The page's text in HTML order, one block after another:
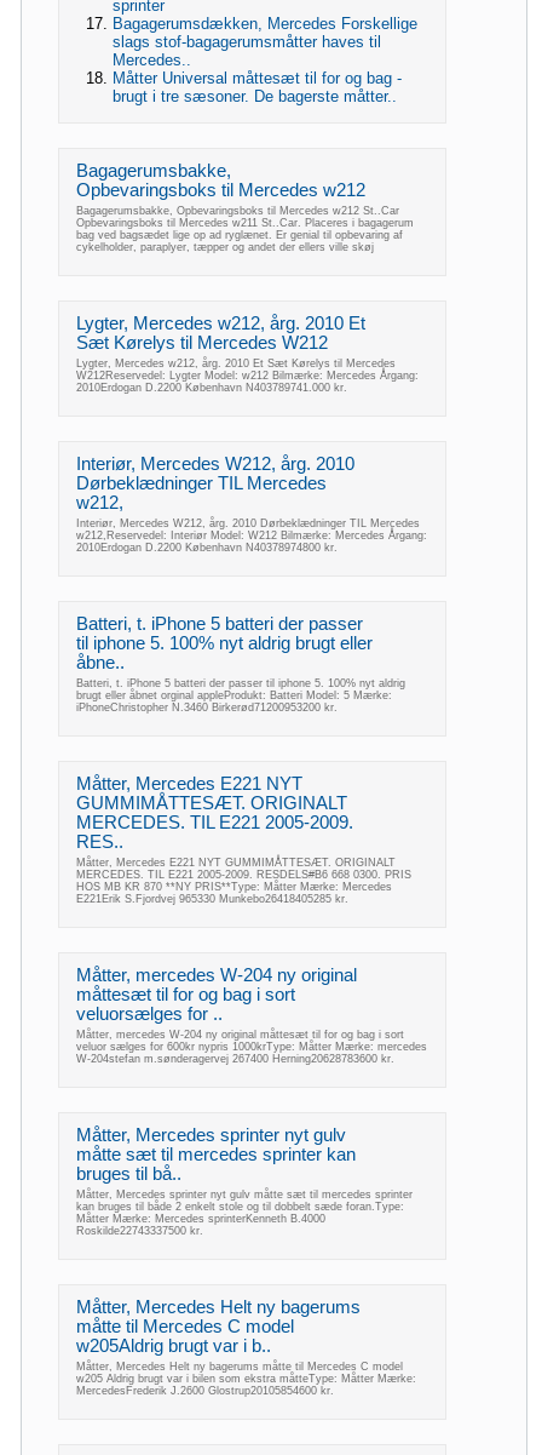
sprinter
Bagagerumsdækken, Mercedes Forskellige
slags stof-bagagerumsmåtter haves til
Mercedes..
Måtter Universal måttesæt til for og bag -
brugt i tre sæsoner. De bagerste måtter..
Bagagerumsbakke,
Opbevaringsboks til Mercedes w212
Bagagerumsbakke, Opbevaringsboks til Mercedes w212 St..Car
Opbevaringsboks til Mercedes w211 St..Car. Placeres i bagagerum
bag ved bagsædet lige op ad ryglænet. Er genial til opbevaring af
cykelholder, paraplyer, tæpper og andet der ellers ville skøj
Lygter, Mercedes w212, årg. 2010 Et
Sæt Kørelys til Mercedes W212
Lygter, Mercedes w212, årg. 2010 Et Sæt Kørelys til Mercedes
W212Reservedel: Lygter Model: w212 Bilmærke: Mercedes Årgang:
2010Erdogan D.2200 København N403789741.000 kr.
Interiør, Mercedes W212, årg. 2010
Dørbeklædninger TIL Mercedes
w212,
Interiør, Mercedes W212, årg. 2010 Dørbeklædninger TIL Mercedes
w212,Reservedel: Interiør Model: W212 Bilmærke: Mercedes Årgang:
2010Erdogan D.2200 København N40378974800 kr.
Batteri, t. iPhone 5 batteri der passer
til iphone 5. 100% nyt aldrig brugt eller
åbne..
Batteri, t. iPhone 5 batteri der passer til iphone 5. 100% nyt aldrig
brugt eller åbnet orginal appleProdukt: Batteri Model: 5 Mærke:
iPhoneChristopher N.3460 Birkerød71200953200 kr.
Måtter, Mercedes E221 NYT
GUMMIMÅTTESÆT. ORIGINALT
MERCEDES. TIL E221 2005-2009.
RES..
Måtter, Mercedes E221 NYT GUMMIMÅTTESÆT. ORIGINALT
MERCEDES. TIL E221 2005-2009. RESDELS#B6 668 0300. PRIS
HOS MB KR 870 **NY PRIS**Type: Måtter Mærke: Mercedes
E221Erik S.Fjordvej 965330 Munkebo26418405285 kr.
Måtter, mercedes W-204 ny original
måttesæt til for og bag i sort
veluorsælges for ..
Måtter, mercedes W-204 ny original måttesæt til for og bag i sort
veluor sælges for 600kr nypris 1000krType: Måtter Mærke: mercedes
W-204stefan m.sønderagervej 267400 Herning20628783600 kr.
Måtter, Mercedes sprinter nyt gulv
måtte sæt til mercedes sprinter kan
bruges til bå..
Måtter, Mercedes sprinter nyt gulv måtte sæt til mercedes sprinter
kan bruges til både 2 enkelt stole og til dobbelt sæde foran.Type:
Måtter Mærke: Mercedes sprinterKenneth B.4000
Roskilde22743337500 kr.
Måtter, Mercedes Helt ny bagerums
måtte til Mercedes C model
w205Aldrig brugt var i b..
Måtter, Mercedes Helt ny bagerums måtte til Mercedes C model
w205 Aldrig brugt var i bilen som ekstra måtteType: Måtter Mærke:
MercedesFrederik J.2600 Glostrup20105854600 kr.